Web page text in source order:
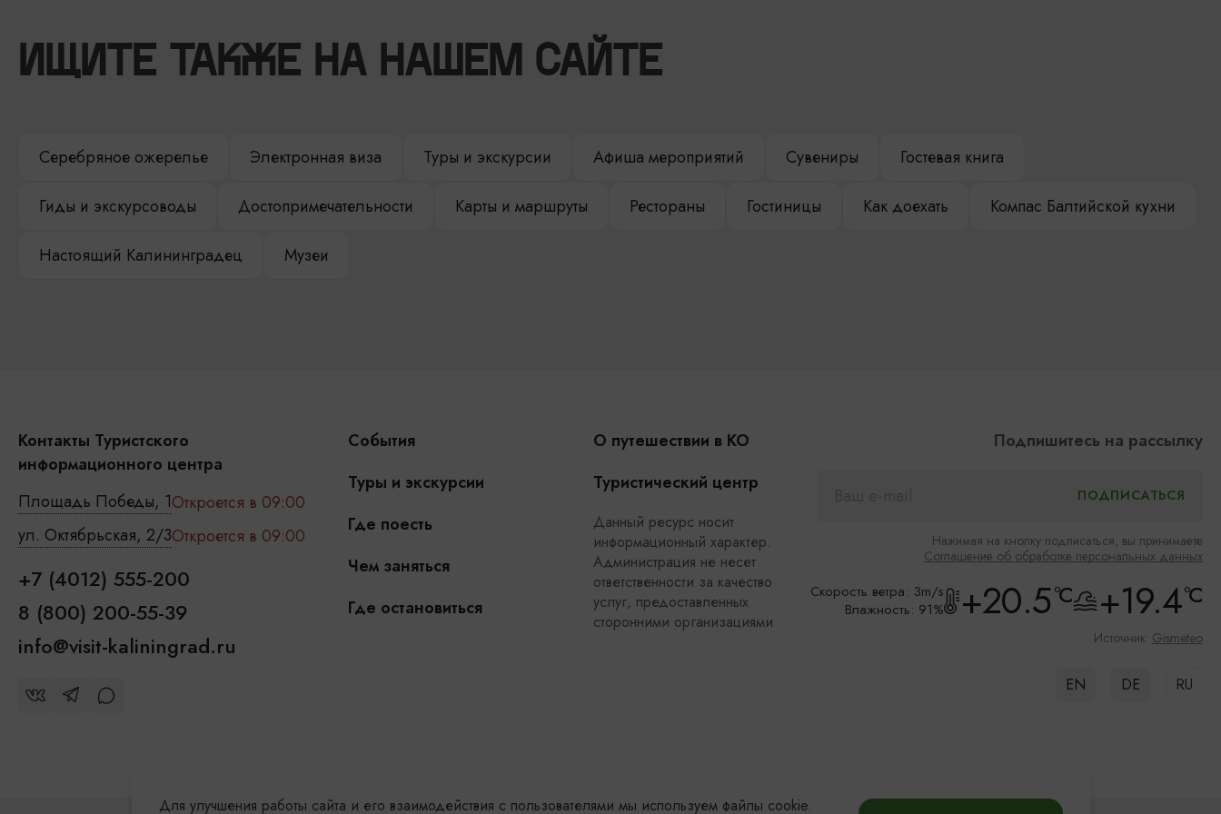
ИЩИТЕ ТАКЖЕ НА НАШЕМ САЙТЕ
Серебряное ожерелье Электронная виза Туры и экскурсии Афиша мероприятий Сувениры Гостевая книга
Гиды и экскурсоводы Достопримечательности Карты и маршруты Рестораны Гостиницы Как доехать Компас Балтийской кухни
Настоящий Калининградец Музеи
Контакты Туристского
информационного центра
Площадь Победы, 1Откроется в 09:00
ул. Октябрьская, 2/3Откроется в 09:00
+7 (4012) 555-200
8 (800) 200-55-39
info@visit-kaliningrad.ru
События
Туры и экскурсии
Где поесть
Чем заняться
Где остановиться
О путешествии в КО
Туристический центр
Данный ресурс носит
информационный характер.
Администрация не несет
ответственности за качество
услуг, предоставленных
сторонними организациями
Подпишитесь на рассылку
Нажимая на кнопку подписаться, вы принимаете
Соглашение об обработке персональных данных
Скорость ветра: 3m/s
Влажность: 91%
+20.5°C +19.4°C
Источник: Gismeteo
EN DE RU
Для улучшения работы сайта и его взаимодействия с пользователями мы используем файлы cookie.